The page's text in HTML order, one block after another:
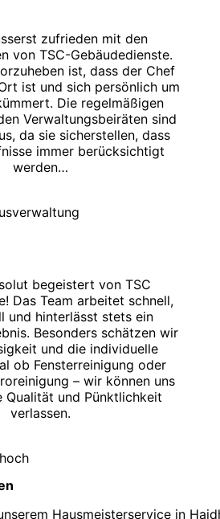
zufrieden mit den
von TSC-Gebäudedienste.
ist, dass der Chef
ist und sich persönlich um
Die regelmäßigen
Verwaltungsbeiräten sind
da sie sicherstellen, dass
immer berücksichtigt
werden…
begeistert von TSC
Das Team arbeitet schnell,
und hinterlässt stets ein
Besonders schätzen wir
und die individuelle
ob Fensterreinigung oder
– wir können uns
Qualität und Pünktlichkeit
verlassen.
Hausmeisterservice in